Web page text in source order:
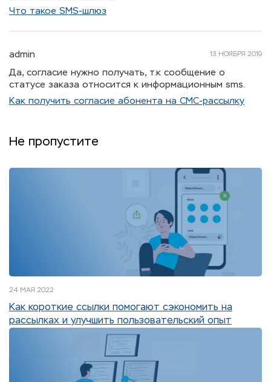
Что такое SMS-шлюз
13 НОЯБРЯ 2019
admin
Да, согласие нужно получать, т.к сообщение о
статусе заказа относится к информационным sms.
Как получить согласие абонента на СМС-рассылку
Не пропустите
24 МАЯ 2022
Как короткие ссылки помогают сэкономить на
рассылках и улучшить пользовательский опыт